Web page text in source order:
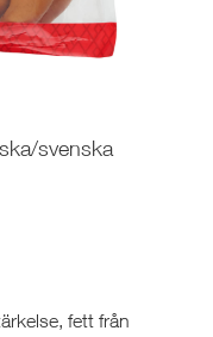
svenska
fett från